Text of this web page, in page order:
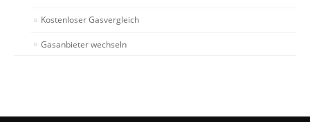
Kostenloser Gasvergleich
Gasanbieter wechseln